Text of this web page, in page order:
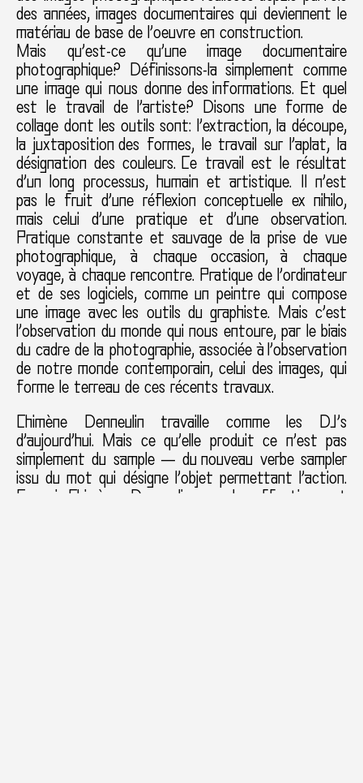
des années, images documentaires qui deviennent le
matériau de base de l’oeuvre en construction.
Mais qu’est-ce qu’une image documentaire
photographique? Définissons-la simplement comme
une image qui nous donne des informations. Et quel
est le travail de l’artiste? Disons une forme de
collage dont les outils sont: l’extraction, la découpe,
la juxtaposition des formes, le travail sur l’aplat, la
désignation des couleurs. Ce travail est le résultat
d’un long processus, humain et artistique. Il n’est
pas le fruit d’une réflexion conceptuelle ex nihilo,
mais celui d’une pratique et d’une observation.
Pratique constante et sauvage de la prise de vue
photographique, à chaque occasion, à chaque
voyage, à chaque rencontre. Pratique de l’ordinateur
et de ses logiciels, comme un peintre qui compose
une image avec les outils du graphiste. Mais c’est
l’observation du monde qui nous entoure, par le biais
du cadre de la photographie, associée à l’observation
de notre monde contemporain, celui des images, qui
forme le terreau de ces récents travaux.
Chimène Denneulin travaille comme les DJ’s
d’aujourd’hui. Mais ce qu’elle produit ce n’est pas
simplement du sample — du nouveau verbe sampler
issu du mot qui désigne l’objet permettant l’action.
Car si Chimène Denneulin sample effectivement